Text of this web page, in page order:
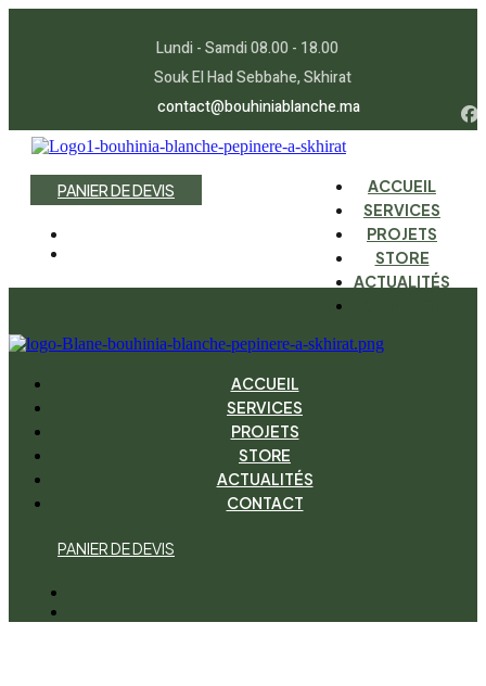
Lundi - Samdi 08.00 - 18.00
Souk El Had Sebbahe, Skhirat
contact@bouhiniablanche.ma
ACCUEIL
SERVICES
PROJETS
STORE
ACTUALITÉS
PANIERDEDEVIS
ACCUEIL
SERVICES
PROJETS
STORE
ACTUALITÉS
CONTACT
PANIERDEDEVIS